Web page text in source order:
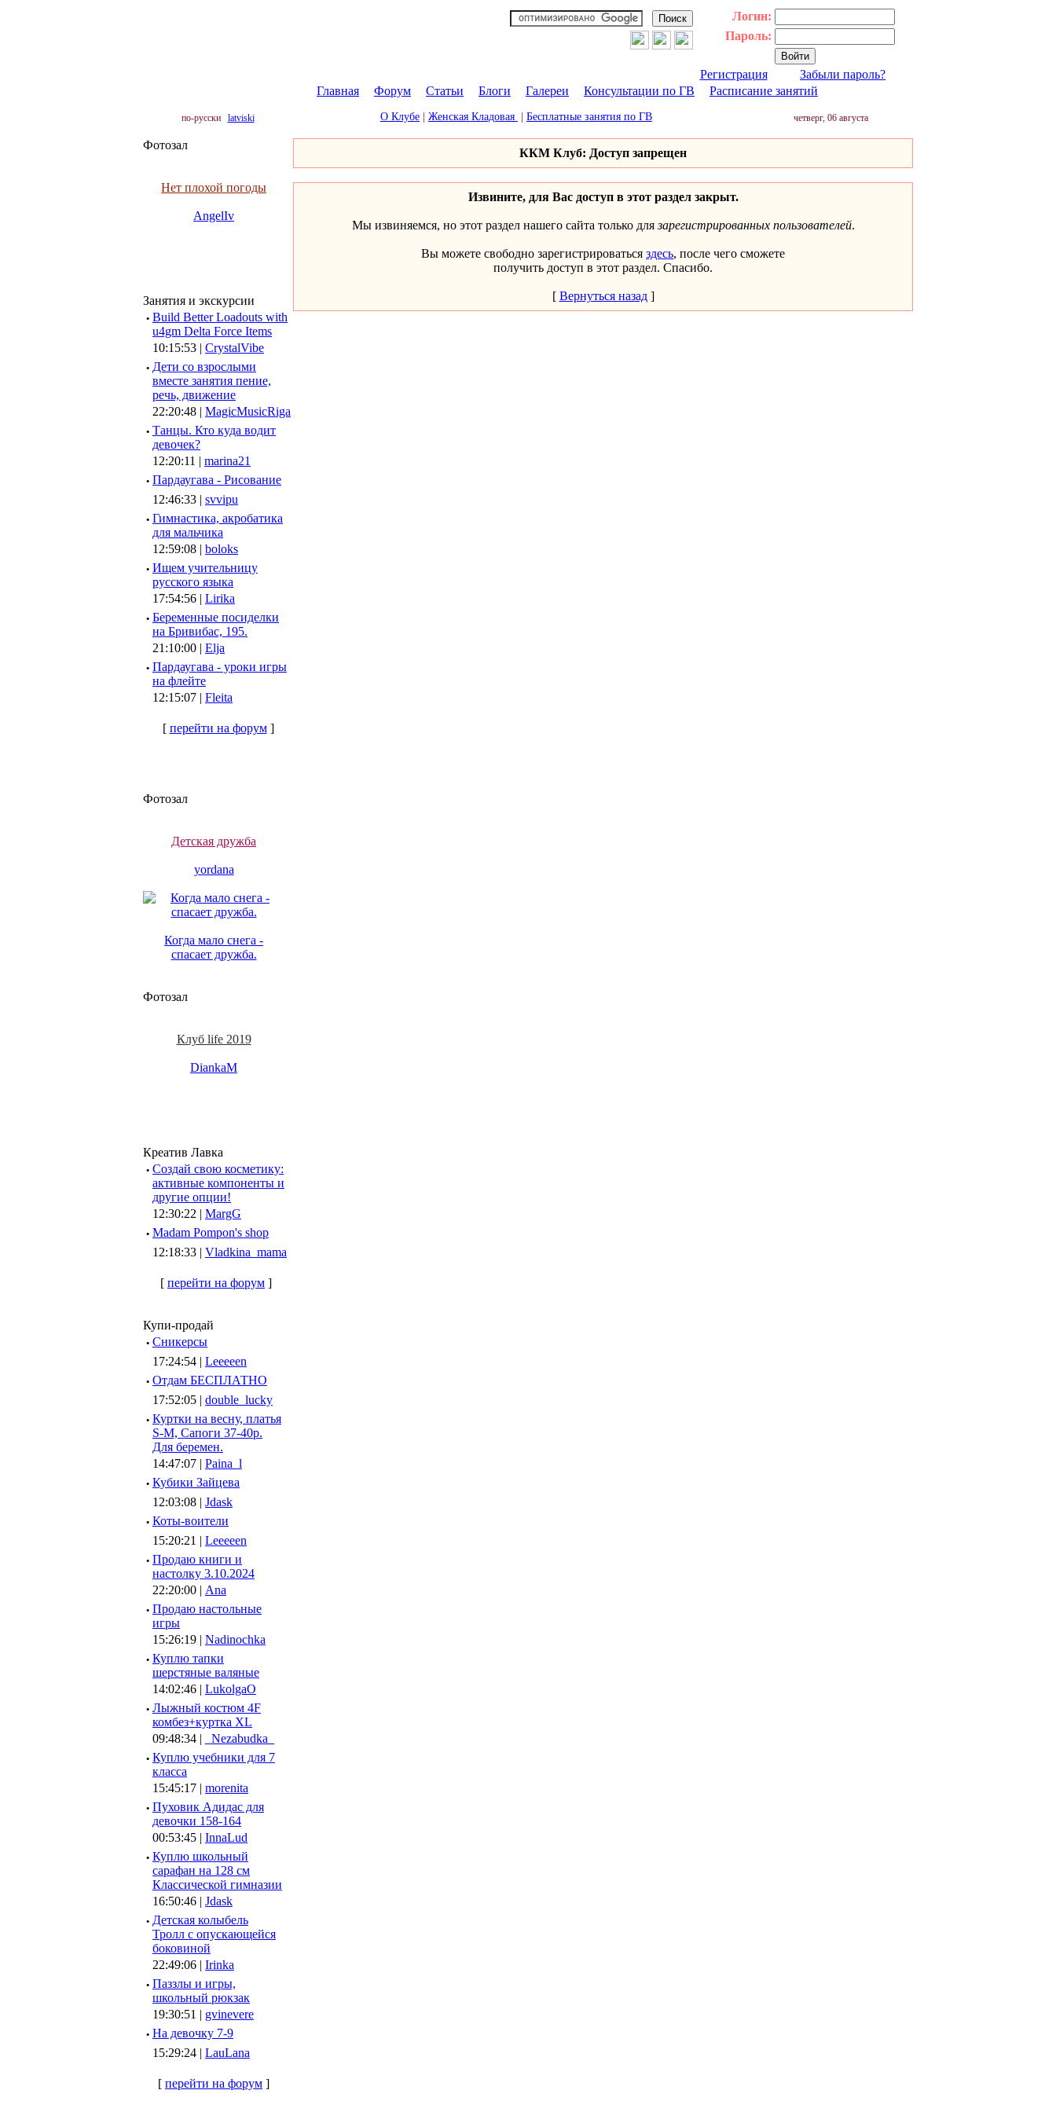
Логин:
Пароль:
Регистрация
Забыли пароль?
Главная
Форум Статьи Блоги Галереи Консультации по ГВ Расписание занятий
по-русски latviski О Клубе Женская Кладовая Бесплатные занятия по ГВ четверг, 06 августа
Фотозал
Нет плохой погоды
AngelIv
Занятия и экскурсии
· Build Better Loadouts with
u4gm Delta Force Items
10:15:53 | CrystalVibe
· Дети со взрослыми
вместе занятия пение,
речь, движение
22:20:48 | MagicMusicRiga
· Танцы. Кто куда водит
девочек?
12:20:11 | marina21
· Пардаугава - Рисование
12:46:33 | svvipu
· Гимнастика, акробатика
для мальчика
12:59:08 | boloks
· Ищем учительницу
русского языка
17:54:56 | Lirika
· Беременные посиделки
на Бривибас, 195.
21:10:00 | Elja
· Пардаугава - уроки игры
на флейте
12:15:07 | Fleita
[ перейти на форум]
Фотозал
Детская дружба
yordana
Когда мало снега -
спасает дружба.
Фотозал
Клуб life 2019
DiankaM
Креатив Лавка
· Создай свою косметику:
активные компоненты и
другие опции!
12:30:22 | MargG
· Madam Pompon's shop
12:18:33 | Vladkina_mama
[ перейти на форум ]
Купи-продай
· Сникерсы
17:24:54 | Leeeeen
· Отдам БЕСПЛАТНО
17:52:05 | double_lucky
· Куртки на весну, платья
S-M, Сапоги 37-40р.
Для беремен.
14:47:07 | Paina_l
· Кубики Зайцева
12:03:08 | Jdask
· Коты-воители
15:20:21 | Leeeeen
· Продаю книги и
настолку 3.10.2024
22:20:00 | Ana
· Продаю настольные
игры
15:26:19 | Nadinochka
· Куплю тапки
шерстяные валяные
14:02:46 | LukolgaO
· Лыжный костюм 4F
комбез+куртка XL
09:48:34 |
_Nezabudka_
· Куплю учебники для 7
класса
15:45:17 | morenita
· Пуховик Адидас для
девочки 158-164
00:53:45 | InnaLud
· Куплю школьный
сарафан на 128 см
Классической гимназии
16:50:46 | Jdask
· Детская колыбель
Тролл с опускающейся
боковиной
22:49:06 | Irinka
· Паззлы и игры,
школьный рюкзак
19:30:51 | gvinevere
· Hа девочку 7-9
15:29:24 | LauLana
[ перейти на форум ]
ККМ Клуб: Доступ запрещен
Извините, для Вас доступ в этот раздел закрыт.
Мы извиняемся, но этот раздел нашего сайта только длязарегистрированных пользователей.
Вы можете свободно зарегистрироваться здесь, после чего сможете
получить доступ в этот раздел. Спасибо.
[ Вернуться назад]